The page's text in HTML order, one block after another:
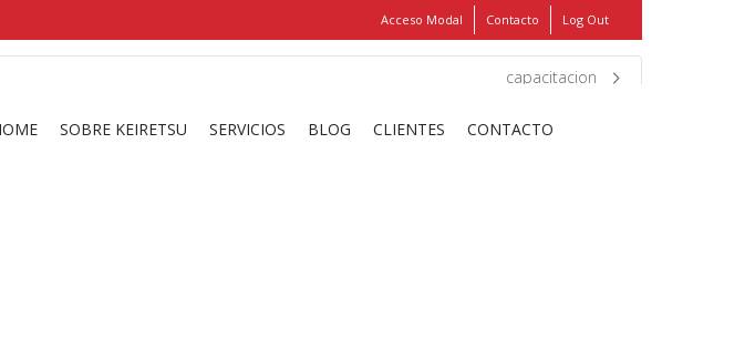
that cost between £ . Show
FIND MY ITEMS!
Acceso Modal Contacto Log Out
SOBRE KEIRETSU SERVICIOS BLOG CLIENTES CONTACTO
capacitacion